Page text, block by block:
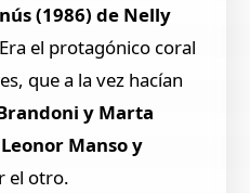
(1986) de Nelly
el protagónico coral
que a la vez hacían
y Marta
Manso y
el otro.